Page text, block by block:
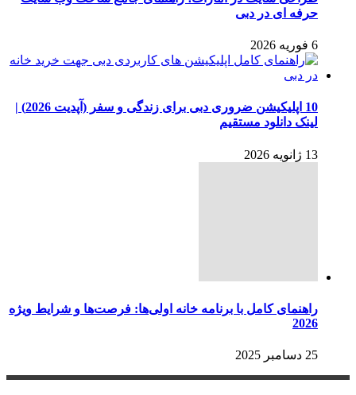
حرفه ای در دبی
6 فوریه 2026
10 اپلیکیشن ضروری دبی برای زندگی و سفر (آپدیت 2026) |
لینک دانلود مستقیم
13 ژانویه 2026
راهنمای کامل با برنامه خانه اولی‌ها: فرصت‌ها و شرایط ویژه
2026
25 دسامبر 2025